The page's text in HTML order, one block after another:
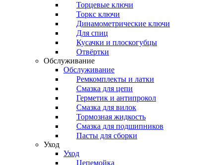
Торцевые ключи
Торкс ключи
Динамометрические ключи
Для спиц
Кусачки и плоскогубцы
Отвёртки
Обслуживание
Обслуживание
Ремкомплекты и латки
Смазка для цепи
Герметик и антипрокол
Смазка для вилок
Тормозная жидкость
Смазка для подшипников
Пасты для сборки
Уход
Уход
Цепемойка